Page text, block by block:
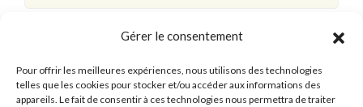
Gérer le consentement
Pour offrir les meilleures expériences, nous utilisons des technologies
telles que les cookies pour stocker et/ou accéder aux informations des
appareils. Le fait de consentir à ces technologies nous permettra de traiter